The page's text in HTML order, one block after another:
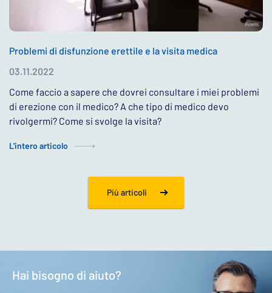
Problemi di disfunzione erettile e la visita medica
03.11.2022
Come faccio a sapere che dovrei consultare i miei problemi
di erezione con il medico? A che tipo di medico devo
rivolgermi? Come si svolge la visita?
L'intero articolo
Più articoli
Hai bisogno di aiuto?